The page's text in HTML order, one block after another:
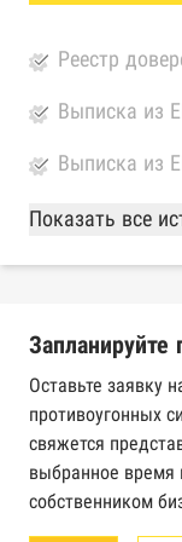
Реестр
Выписка из
Выписка из
База
Реестры
Реестр
Картотека
Единый
Показать все
Запланируйте
Оставьте заявку
противоугонных
свяжется
выбранное время
собственником